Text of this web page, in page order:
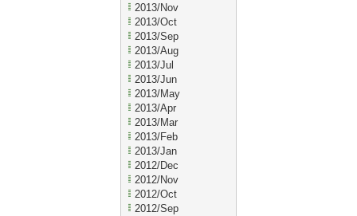
2013/Nov
2013/Oct
2013/Sep
2013/Aug
2013/Jul
2013/Jun
2013/May
2013/Apr
2013/Mar
2013/Feb
2013/Jan
2012/Dec
2012/Nov
2012/Oct
2012/Sep